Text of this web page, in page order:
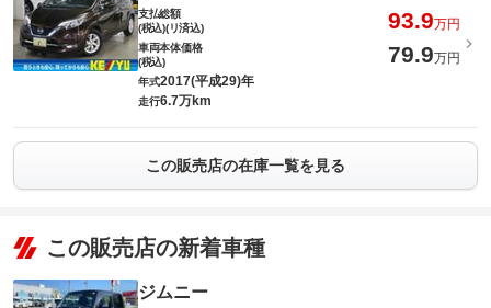
支払総額
(税込)(リ済込)
93.9万円
車両本体価格
(税込)
79.9万円
年式2017(平成29)年
走行6.7万km
この販売店の在庫一覧を見る
この販売店の新着車種
ジムニー